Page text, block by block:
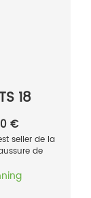
18
€
seller de la
de